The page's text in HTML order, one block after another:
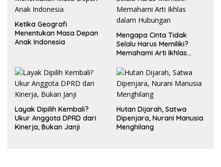
Ketika Geografi
Menentukan Masa Depan
Anak Indonesia
Mengapa Cinta Tidak
Selalu Harus Memiliki?
Memahami Arti Ikhlas
Layak Dipilih Kembali?
Ukur Anggota DPRD dari
Kinerja, Bukan Janji
Hutan Dijarah, Satwa
Dipenjara, Nurani Manusia
Menghilang